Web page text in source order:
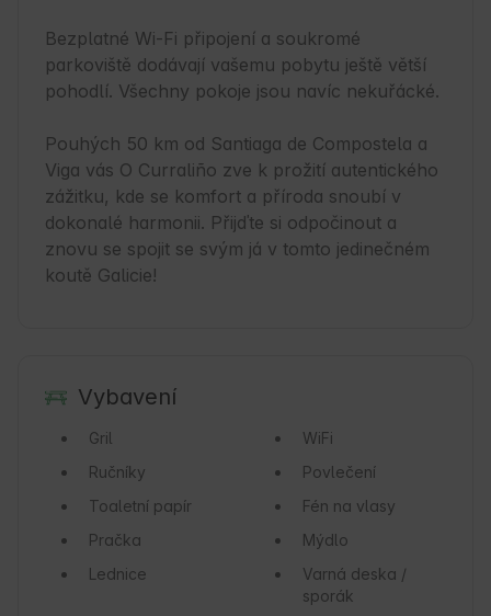
Bezplatné Wi-Fi připojení a soukromé
parkoviště dodávají vašemu pobytu ještě větší
pohodlí. Všechny pokoje jsou navíc nekuřácké.
Pouhých 50 km od Santiaga de Compostela a
Viga vás O Curraliño zve k prožití autentického
zážitku, kde se komfort a příroda snoubí v
dokonalé harmonii. Přijďte si odpočinout a
znovu se spojit se svým já v tomto jedinečném
koutě Galicie!
Vybavení
Gril
WiFi
Ručníky
Povlečení
Toaletní papír
Fén na vlasy
Pračka
Mýdlo
Lednice
Varná deska /
sporák